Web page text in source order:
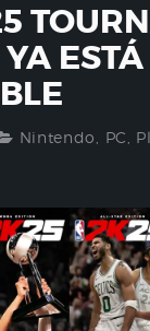
ESTÁ
Nintendo PC